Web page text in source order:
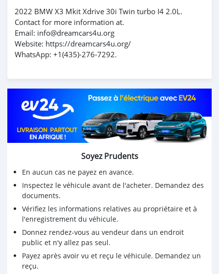
2022 BMW X3 Mkit Xdrive 30i Twin turbo I4 2.0L.
Contact for more information at.
Email: info@dreamcars4u.org
Website: https://dreamcars4u.org/
WhatsApp: +1(435)-276-7292‬.
Soyez Prudents
En aucun cas ne payez en avance.
Inspectez le véhicule avant de l'acheter. Demandez des
documents.
Vérifiez les informations relatives au propriétaire et à
l'enregistrement du véhicule.
Donnez rendez-vous au vendeur dans un endroit
public et n'y allez pas seul.
Payez après avoir vu et reçu le véhicule. Demandez un
reçu.